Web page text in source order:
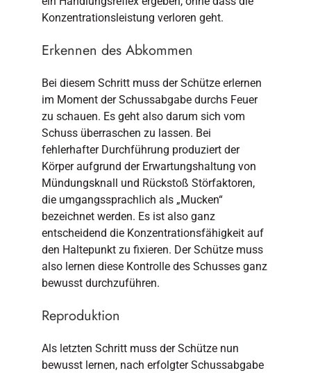
Konzentrationsleistung verloren geht.
Erkennen des Abkommen
Bei diesem Schritt muss der Schütze erlernen
im Moment der Schussabgabe durchs Feuer
zu schauen. Es geht also darum sich vom
Schuss überraschen zu lassen. Bei
fehlerhafter Durchführung produziert der
Körper aufgrund der Erwartungshaltung von
Mündungsknall und Rückstoß Störfaktoren,
die umgangssprachlich als „Mucken“
bezeichnet werden. Es ist also ganz
entscheidend die Konzentrationsfähigkeit auf
den Haltepunkt zu fixieren. Der Schütze muss
also lernen diese Kontrolle des Schusses ganz
bewusst durchzuführen.
Reproduktion
Als letzten Schritt muss der Schütze nun
bewusst lernen, nach erfolgter Schussabgabe